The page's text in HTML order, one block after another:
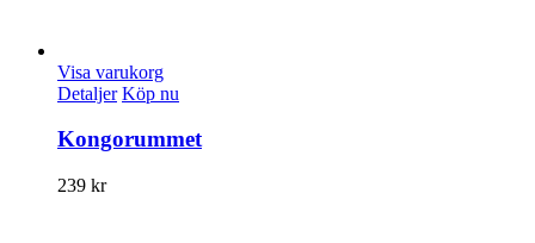
Visa varukorg
Detaljer Köp nu
Kongorummet
239 kr